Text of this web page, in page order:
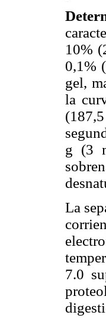
10%
0,1%
gel,
la
g (3
La
7.0